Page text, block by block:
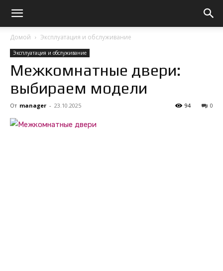
Домой Эксплуатация и обслуживание
Эксплуатация и обслуживание
Межкомнатные двери:
выбираем модели
От manager - 23.10.2025 0
94